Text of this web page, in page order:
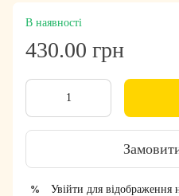
В наявності
430.00 грн
% Увійти для відображення